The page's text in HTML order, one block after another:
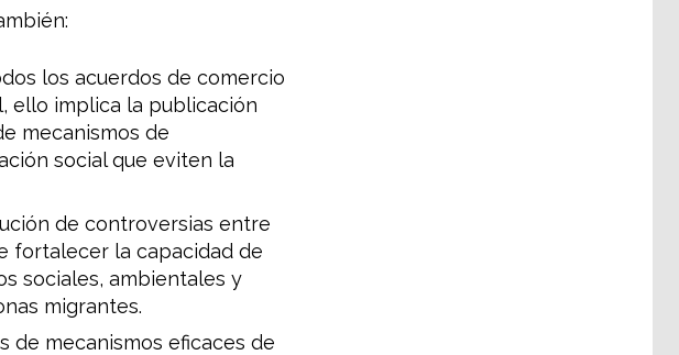
los acuerdos de comercio
ello implica la publicación
mecanismos de
social que eviten la
de controversias entre
fortalecer la capacidad de
sociales, ambientales y
migrantes.
de mecanismos eficaces de